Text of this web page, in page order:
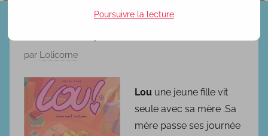
P
b
par Lolicorne
Lou une jeune fille vit
seule avec sa mère .Sa
mère passe ses journée
Poursuivre la lecture